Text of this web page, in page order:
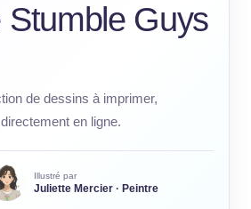
Stumble Guys
de dessins à imprimer,
en ligne.
Illustré par
Juliette Mercier · Peintre